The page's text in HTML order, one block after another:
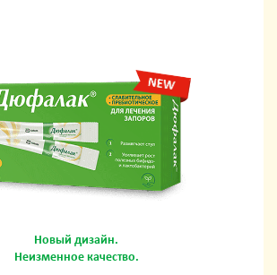
Новый дизайн.
Неизменное качество.